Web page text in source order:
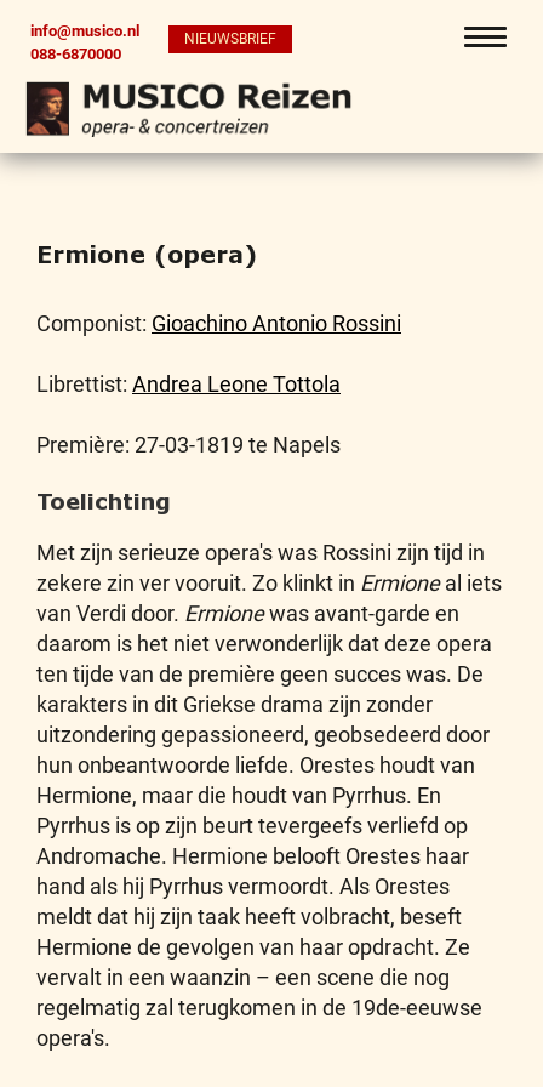
info@musico.nl
088-6870000
NIEUWSBRIEF
Ermione (opera)
Componist: Gioachino Antonio Rossini
Librettist: Andrea Leone Tottola
Première: 27-03-1819 te Napels
Toelichting
Met zijn serieuze opera's was Rossini zijn tijd in
zekere zin ver vooruit. Zo klinkt in Ermioneal iets
van Verdi door. Ermionewas avant-garde en
daarom is het niet verwonderlijk dat deze opera
ten tijde van de première geen succes was. De
karakters in dit Griekse drama zijn zonder
uitzondering gepassioneerd, geobsedeerd door
hun onbeantwoorde liefde. Orestes houdt van
Hermione, maar die houdt van Pyrrhus. En
Pyrrhus is op zijn beurt tevergeefs verliefd op
Andromache. Hermione belooft Orestes haar
hand als hij Pyrrhus vermoordt. Als Orestes
meldt dat hij zijn taak heeft volbracht, beseft
Hermione de gevolgen van haar opdracht. Ze
vervalt in een waanzin – een scene die nog
regelmatig zal terugkomen in de 19de-eeuwse
opera's.